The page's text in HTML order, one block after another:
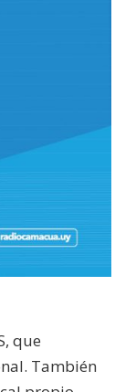
que
También